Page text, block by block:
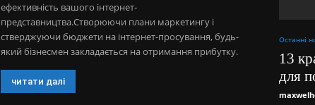
ефективність вашого інтернет-
представництва.Створюючи плани маркетингу і
стверджуючи бюджети на інтернет-просування, будь-
який бізнесмен закладається на отримання прибутку.
читати далі
Останні
13
для